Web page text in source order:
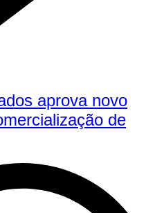
aprova novo
de